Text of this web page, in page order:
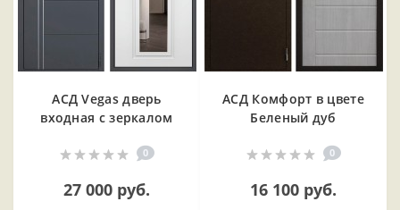
АСД Vegas дверь
входная с зеркалом
0
27 000 руб.
АСД Комфорт в цвете
Беленый дуб
0
16 100 руб.